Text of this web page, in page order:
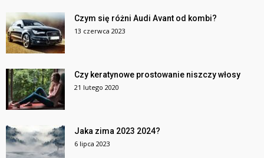
Czym się różni Audi Avant od kombi?
13 czerwca 2023
Czy keratynowe prostowanie niszczy włosy
21 lutego 2020
Jaka zima 2023 2024?
6 lipca 2023